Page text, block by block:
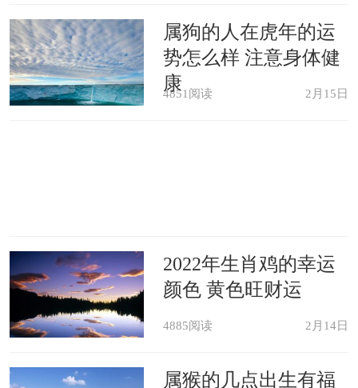
属狗的人在虎年的运
势怎么样 注意身体健
康
4851阅读 2月15日
2022年生肖鸡的幸运
颜色 黄色旺财运
4885阅读 2月14日
属猴的几点出生有福